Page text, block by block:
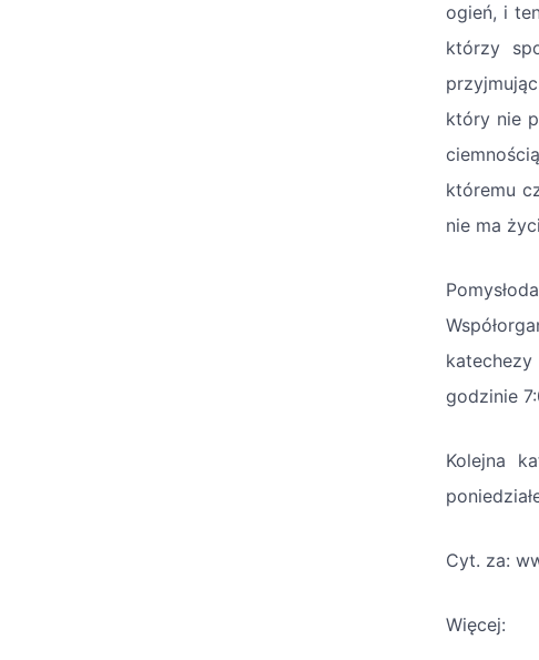
ogień, i
którzy
który nie
któremu
nie ma
godzinie
Kolejna
Cyt. za:
Więcej: